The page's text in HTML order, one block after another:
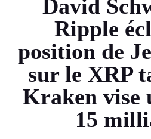
David
Ripple
position de
sur le XRP
Kraken vise
15